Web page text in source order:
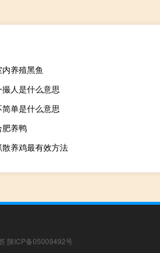
内养殖黑鱼
撮人是什么意思
简单是什么意思
肥养鸭
散养鸡最有效方法
陕ICP备05009492号